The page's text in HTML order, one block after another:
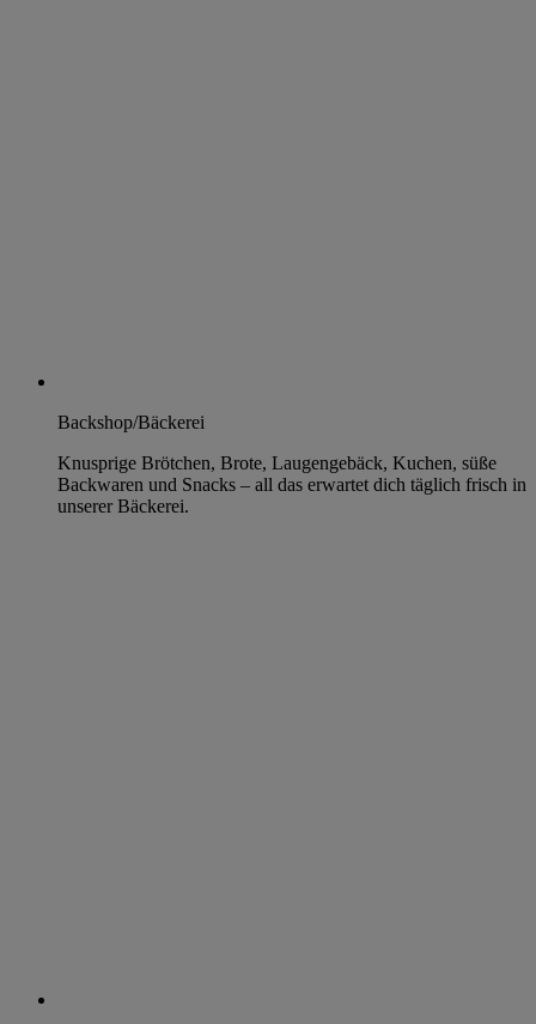
Backshop/Bäckerei
Knusprige Brötchen, Brote, Laugengebäck, Kuchen, süße
Backwaren und Snacks – all das erwartet dich täglich frisch in
unserer Bäckerei.